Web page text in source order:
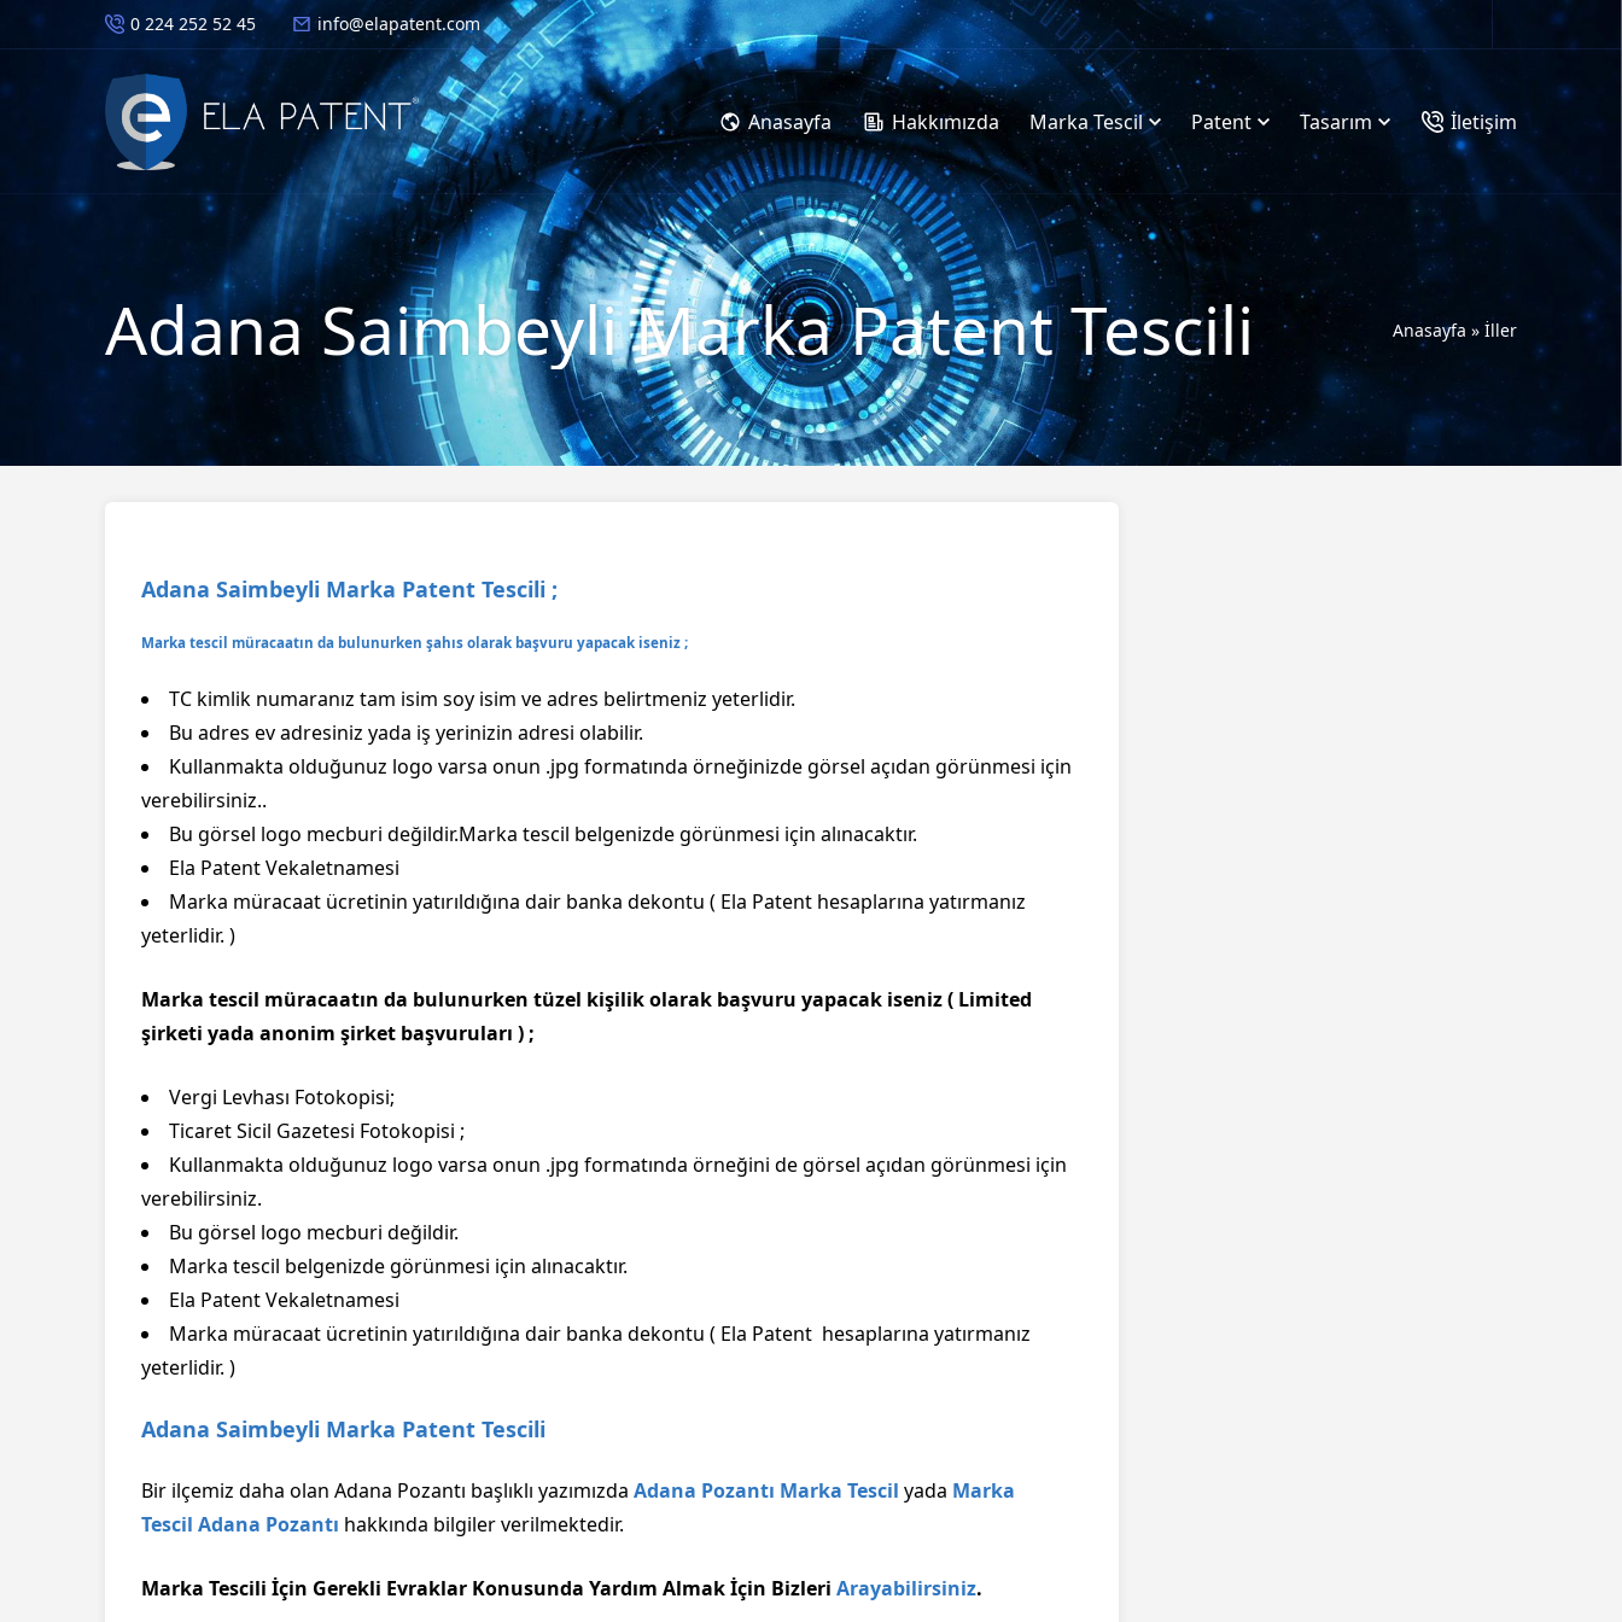
0 224 252 52 45 info@elapatent.com
Anasayfa Hakkımızda Marka Tescil Patent Tasarım İletişim
Adana Saimbeyli Marka Patent Tescili Anasayfa » İller
Adana Saimbeyli Marka Patent Tescili ;
Marka tescil müracaatın da bulunurken şahıs olarak başvuru yapacak iseniz ;
TC kimlik numaranız tam isim soy isim ve adres belirtmeniz yeterlidir.
Bu adres ev adresiniz yada iş yerinizin adresi olabilir.
Kullanmakta olduğunuz logo varsa onun .jpg formatında örneğinizde görsel açıdan görünmesi için
verebilirsiniz..
Bu görsel logo mecburi değildir.Marka tescil belgenizde görünmesi için alınacaktır.
Ela Patent Vekaletnamesi
Marka müracaat ücretinin yatırıldığına dair banka dekontu ( Ela Patent hesaplarına yatırmanız
yeterlidir. )
Marka tescil müracaatın da bulunurken tüzel kişilik olarak başvuru yapacak iseniz ( Limited
şirketi yada anonim şirket başvuruları ) ;
Vergi Levhası Fotokopisi;
Ticaret Sicil Gazetesi Fotokopisi ;
Kullanmakta olduğunuz logo varsa onun .jpg formatında örneğini de görsel açıdan görünmesi için
verebilirsiniz.
Bu görsel logo mecburi değildir.
Marka tescil belgenizde görünmesi için alınacaktır.
Ela Patent Vekaletnamesi
Marka müracaat ücretinin yatırıldığına dair banka dekontu ( Ela Patent hesaplarına yatırmanız
yeterlidir. )
Adana Saimbeyli Marka Patent Tescili
Bir ilçemiz daha olan Adana Pozantı başlıklı yazımızda Adana Pozantı Marka Tescil yada Marka
Tescil Adana Pozantı hakkında bilgiler verilmektedir.
Marka Tescili İçin Gerekli Evraklar Konusunda Yardım Almak İçin Bizleri Arayabilirsiniz.